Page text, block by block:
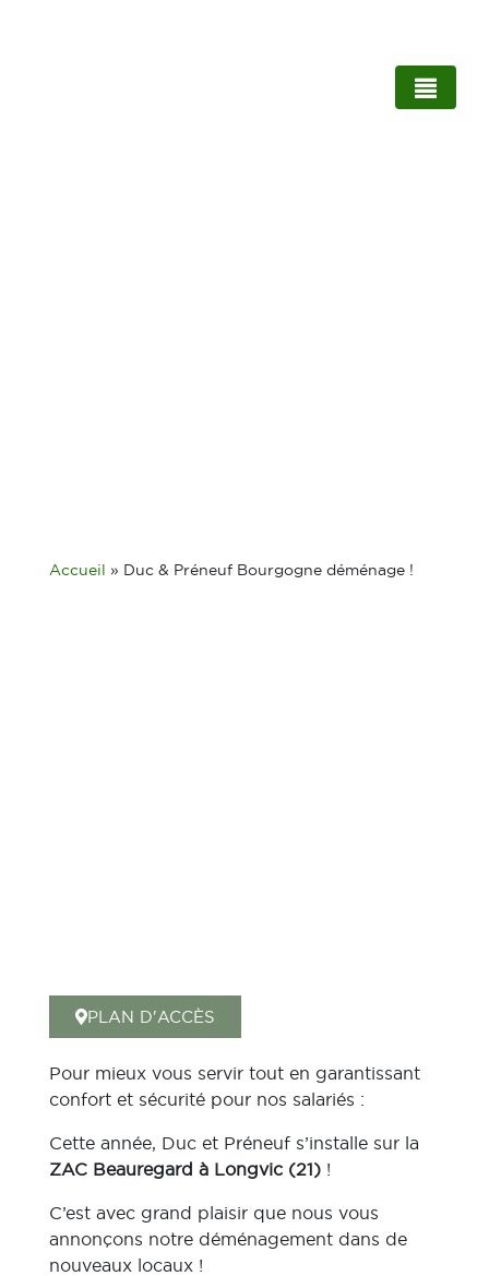
Accueil » Duc & Préneuf Bourgogne déménage !
PLAN D'ACCÈS
Pour mieux vous servir tout en garantissant
confort et sécurité pour nos salariés :
Cette année, Duc et Préneuf s’installe sur la
ZAC Beauregard à Longvic (21) !
C’est avec grand plaisir que nous vous
annonçons notre déménagement dans de
nouveaux locaux !